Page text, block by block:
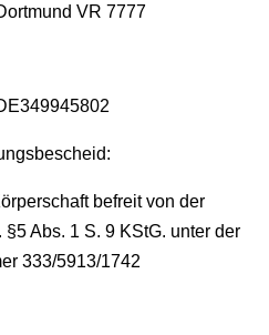
VR 7777
befreit von der
Abs. 1 S. 9 KStG. unter der
333/5913/1742